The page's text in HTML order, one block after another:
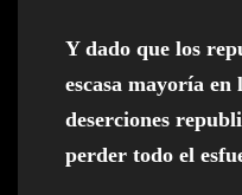
Y dado que los
escasa mayoría
deserciones
perder todo el